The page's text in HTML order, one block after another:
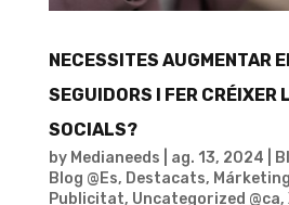
NECESSITES AUGMENTAR
SEGUIDORS I FER CRÉIXER
SOCIALS?
by Medianeeds ag. 13, 2024
Blog @Es, Destacats, Márketing
Publicitat, Uncategorized @ca,